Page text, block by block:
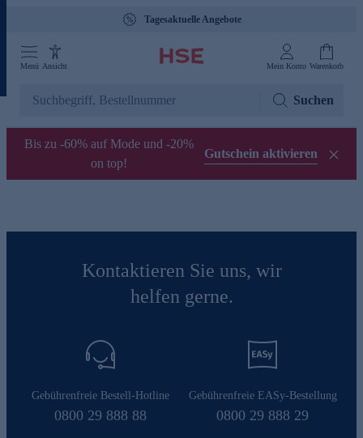
Tagesaktuelle Angebote
Menü Ansicht Mein Konto Warenkorb
Suchen
Bis zu -60% auf Mode und -20%
on top!
Gutschein aktivieren
Kontaktieren Sie uns, wir
helfen gerne.
Gebührenfreie Bestell-Hotline
0800 29 888 88
Gebührenfreie EASy-Bestellung
0800 29 888 29